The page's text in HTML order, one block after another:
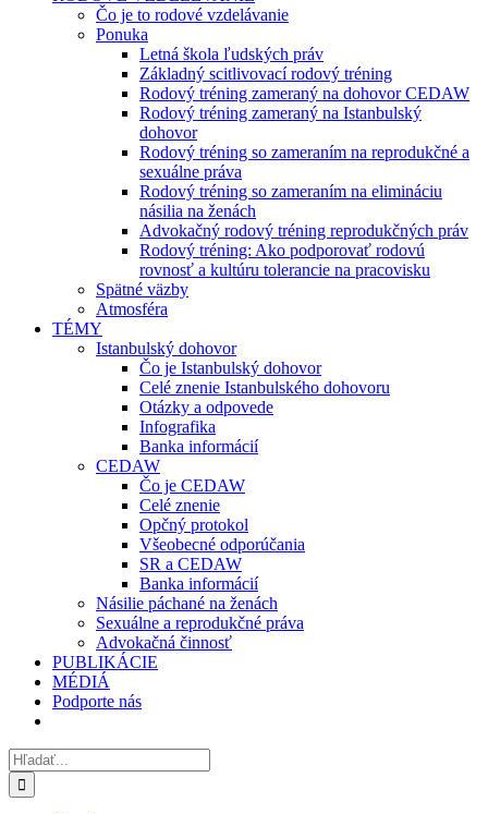
Čo je to rodové vzdelávanie
Ponuka
Letná škola ľudských práv
Základný scitlivovací rodový tréning
Rodový tréning zameraný na dohovor CEDAW
Rodový tréning zameraný na Istanbulský
dohovor
Rodový tréning so zameraním na reprodukčné a
sexuálne práva
Rodový tréning so zameraním na elimináciu
násilia na ženách
Advokačný rodový tréning reprodukčných práv
Rodový tréning: Ako podporovať rodovú
rovnosť a kultúru tolerancie na pracovisku
Spätné väzby
Atmosféra
TÉMY
Istanbulský dohovor
Čo je Istanbulský dohovor
Celé znenie Istanbulského dohovoru
Otázky a odpovede
Infografika
Banka informácií
CEDAW
Čo je CEDAW
Celé znenie
Opčný protokol
Všeobecné odporúčania
SR a CEDAW
Banka informácií
Násilie páchané na ženách
Sexuálne a reprodukčné práva
Advokačná činnosť
PUBLIKÁCIE
MÉDIÁ
Podporte nás
Hľadať: